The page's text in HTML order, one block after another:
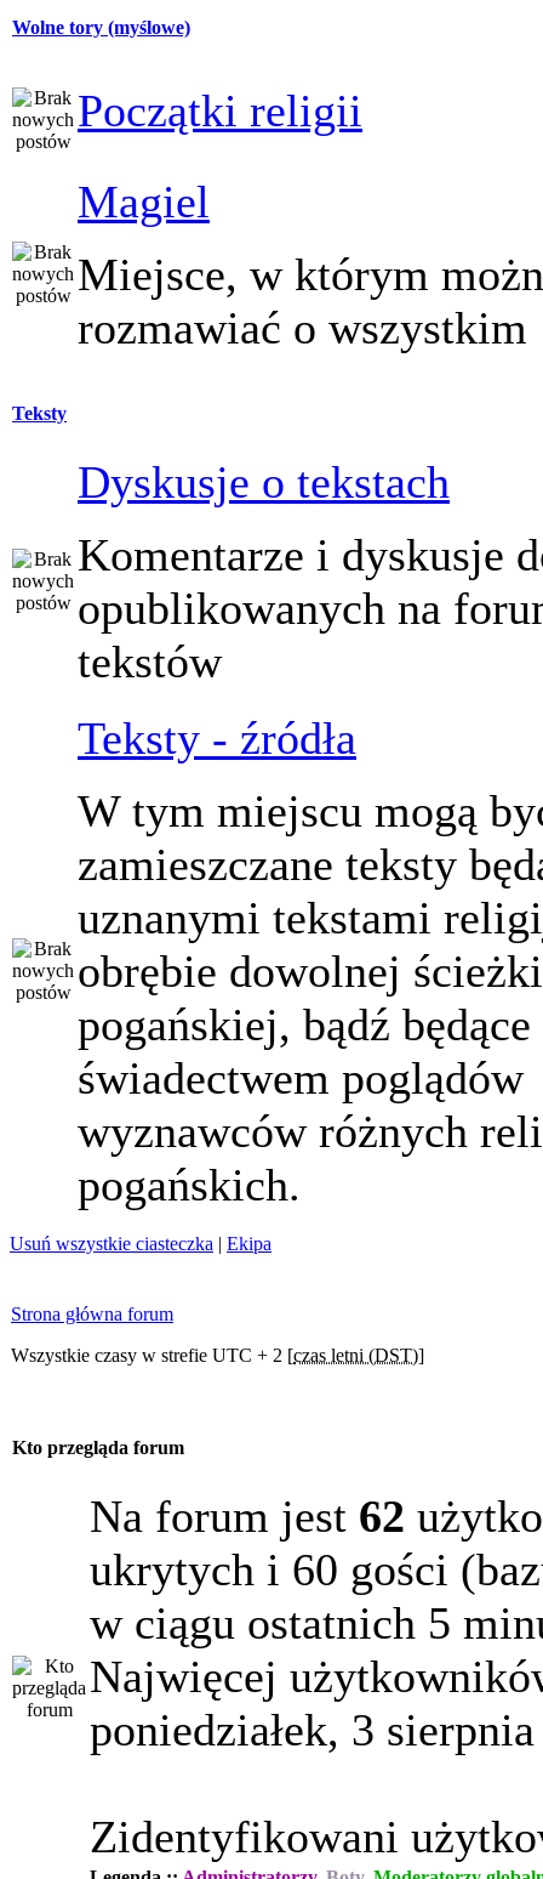
Wolne tory (myślowe)
Początki religii
Magiel
Miejsce, w którym
rozmawiać o wszystkim
Teksty
Dyskusje o tekstach
Komentarze i dyskusje
opublikowanych na
tekstów
Teksty - źródła
W tym miejscu mogą
zamieszczane teksty
uznanymi tekstami
obrębie dowolnej ścieżki
pogańskiej, bądź będące
świadectwem poglądów
wyznawców różnych
pogańskich.
Usuń wszystkie ciasteczka | Ekipa
Strona główna forum
Wszystkie czasy w strefie UTC + 2 [czas letni (DST)]
Kto przegląda forum
Na forum jest 62
ukrytych i 60 gości
w ciągu ostatnich 5
Najwięcej
poniedziałek, 3
Zidentyfikowani